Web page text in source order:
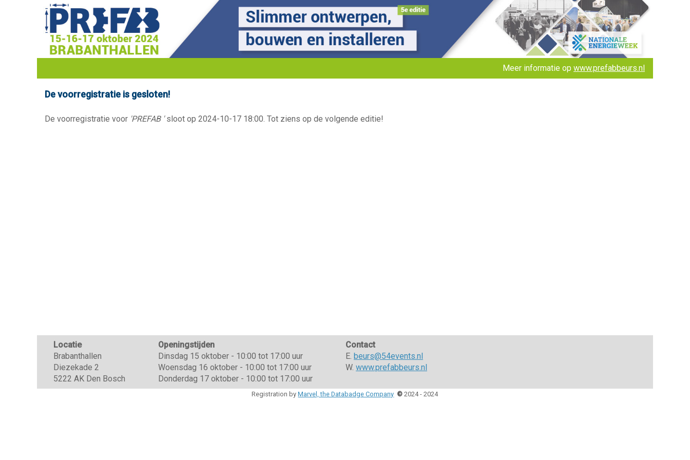
Meer informatie op www.prefabbeurs.nl
De voorregistratie is gesloten!
De voorregistratie voor 'PREFAB ' sloot op 2024-10-17 18:00. Tot ziens op de volgende editie!
Locatie
Brabanthallen
Diezekade 2
5222 AK Den Bosch
Openingstijden
Dinsdag 15 oktober - 10:00 tot 17:00 uur
Woensdag 16 oktober - 10:00 tot 17:00 uur
Donderdag 17 oktober - 10:00 tot 17:00 uur
Contact
E. beurs@54events.nl
W. www.prefabbeurs.nl
Registration byMarvel, the Databadge Company © 2024 - 2024